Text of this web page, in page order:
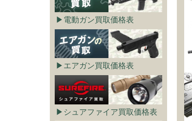
電動ガン買取価格表
エアガン買取価格表
シュアファイア買取価格表